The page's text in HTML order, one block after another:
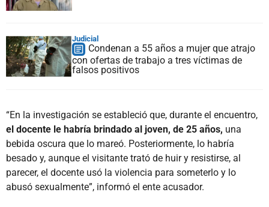
Judicial
Condenan a 55 años a mujer que atrajo
con ofertas de trabajo a tres víctimas de
falsos positivos
“En la investigación se estableció que, durante el encuentro,
el docente le habría brindado al joven, de 25 años, una
bebida oscura que lo mareó. Posteriormente, lo habría
besado y, aunque el visitante trató de huir y resistirse, al
parecer, el docente usó la violencia para someterlo y lo
abusó sexualmente”, informó el ente acusador.